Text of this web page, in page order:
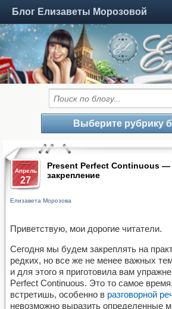
Блог Елизаветы Морозовой
Выберите рубрику
Апрель
27
Present Perfect Continuous —
закрепление
Елизавета Морозова
Приветствую, мои дорогие читатели.
Сегодня мы будем закреплять на
редких, но все же не менее важных
и для этого я приготовила вам
Perfect Continuous. Это то самое
встретишь, особенно в разговорной
невозможно выразить определенные